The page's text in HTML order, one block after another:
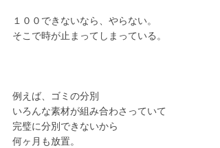
１００できないなら、やらない。
そこで時が止まってしまっている。
例えば、ゴミの分別
いろんな素材が組み合わさっていて
完璧に分別できないから
何ヶ月も放置。